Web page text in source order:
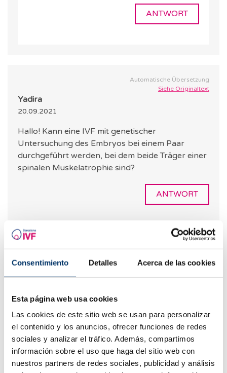
Consentimiento Detalles Acerca de las cookies
Esta página web usa cookies
Las cookies de este sitio web se usan para personalizar
el contenido y los anuncios, ofrecer funciones de redes
sociales y analizar el tráfico. Además, compartimos
información sobre el uso que haga del sitio web con
nuestros partners de redes sociales, publicidad y análisis
ANTWORT
Automatische Übersetzung
Siehe Originaltext
Yadira
20.09.2021
Hallo! Kann eine IVF mit genetischer
Untersuchung des Embryos bei einem Paar
durchgeführt werden, bei dem beide Träger einer
spinalen Muskelatrophie sind?
ANTWORT
Automatische Übersetzung
Dra. Justo
18.10.2021
Hallo Yadira, danke für deine Nachricht. Es
ist möglich, diese Art der Behandlung
durchzuführen, aber es ist wichtig, die
Gesetzgebung des Landes, in dem die
Behandlung durchgeführt wird, zu beachten.
Grüße, Dr. Justo